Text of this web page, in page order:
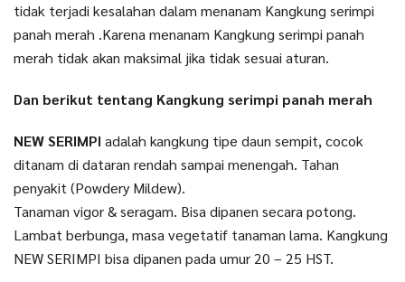
tidak terjadi kesalahan dalam menanam Kangkung serimpi
panah merah .Karena menanam Kangkung serimpi panah
merah tidak akan maksimal jika tidak sesuai aturan.
Dan berikut tentang Kangkung serimpi panah merah
NEW SERIMPI adalah kangkung tipe daun sempit, cocok
ditanam di dataran rendah sampai menengah. Tahan
penyakit (Powdery Mildew).
Tanaman vigor & seragam. Bisa dipanen secara potong.
Lambat berbunga, masa vegetatif tanaman lama. Kangkung
NEW SERIMPI bisa dipanen pada umur 20 – 25 HST.